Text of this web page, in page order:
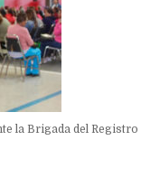
la Brigada del Registro